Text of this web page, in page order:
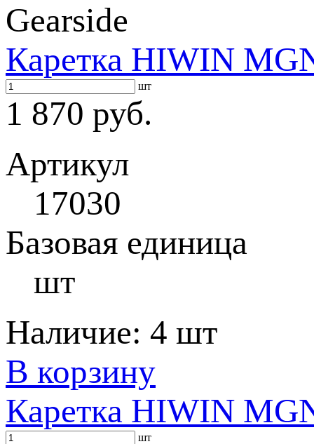
Gearside
Каретка HIWIN
шт
1 870 руб.
Артикул
17030
Базовая единица
шт
Наличие: 4 шт
В корзину
Каретка HIWIN
шт